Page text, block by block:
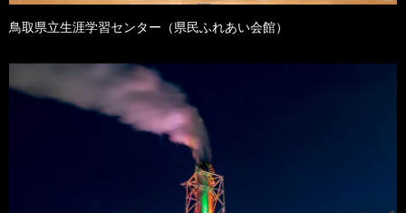
鳥取県立生涯学習センター（県民ふれあい会館）